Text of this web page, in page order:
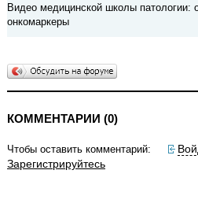
Видео медицинской школы патологии:
онкомаркеры
КОММЕНТАРИИ (0)
Чтобы оставить комментарий:
Зарегистрируйтесь